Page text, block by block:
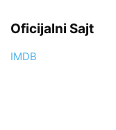
Oficijalni Sajt
IMDB